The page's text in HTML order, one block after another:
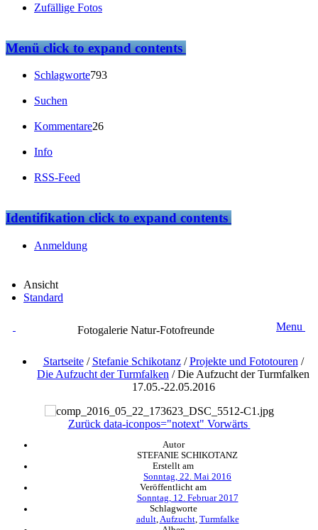
Zufällige Fotos
Menüclick to expand contents
Schlagworte793
Suchen
Kommentare26
Info
RSS-Feed
Identifikationclick to expand contents
Anmeldung
Ansicht
Standard
Fotogalerie Natur-Fotofreunde Menu
Startseite/ Stefanie Schikotanz/Projekte und Fototouren /
Die Aufzucht der Turmfalken /Die Aufzucht der Turmfalken
17.05.-22.05.2016
Zurück data-iconpos="notext" Vorwärts
Autor
STEFANIE SCHIKOTANZ
Erstellt am
Sonntag, 22. Mai 2016
Veröffentlicht am
Sonntag, 12. Februar 2017
Schlagworte
adult, Aufzucht, Turmfalke